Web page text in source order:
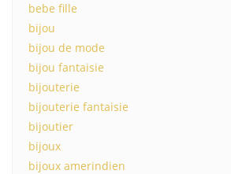
bebe fille
bijou
bijou de mode
bijou fantaisie
bijouterie
bijouterie fantaisie
bijoutier
bijoux
bijoux amerindien